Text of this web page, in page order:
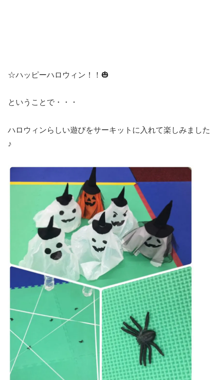
☆ハッピーハロウィン！！🎃
ということで・・・
ハロウィンらしい遊びをサーキットに入れて楽しみました
♪